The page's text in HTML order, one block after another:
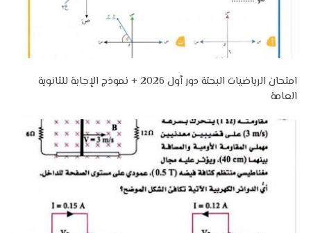
امتحان الرياضيات البحتة دور أول 2026 + نموذج الإجابة للثانوية
العامة